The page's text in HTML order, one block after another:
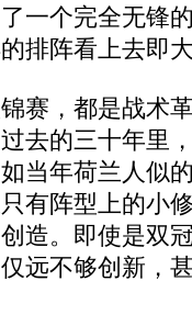
一个完全无锋
排阵看上去即
，都是战术
去的三十年里
当年荷兰人似
有阵型上的小
造。即使是双
远不够创新，